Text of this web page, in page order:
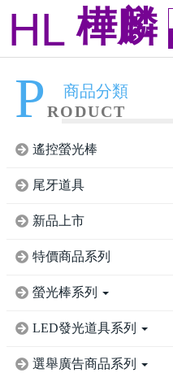
HL 樺麟
商品分類
P RODUCT
遙控螢光棒
尾牙道具
新品上市
特價商品系列
螢光棒系列
LED發光道具系列
選舉廣告商品系列